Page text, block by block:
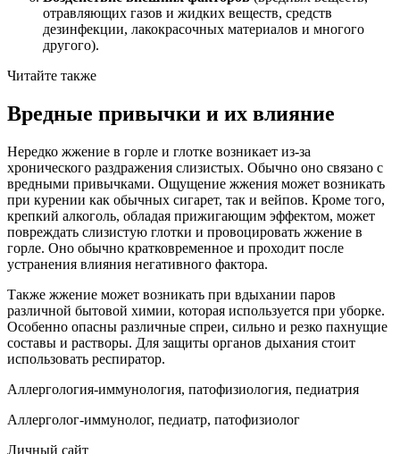
отравляющих газов и жидких веществ, средств
дезинфекции, лакокрасочных материалов и многого
другого).
Читайте также
Вредные привычки и их влияние
Нередко жжение в горле и глотке возникает из-за
хронического раздражения слизистых. Обычно оно связано с
вредными привычками. Ощущение жжения может возникать
при курении как обычных сигарет, так и вейпов. Кроме того,
крепкий алкоголь, обладая прижигающим эффектом, может
повреждать слизистую глотки и провоцировать жжение в
горле. Оно обычно кратковременное и проходит после
устранения влияния негативного фактора.
Также жжение может возникать при вдыхании паров
различной бытовой химии, которая используется при уборке.
Особенно опасны различные спреи, сильно и резко пахнущие
составы и растворы. Для защиты органов дыхания стоит
использовать респиратор.
Аллергология-иммунология, патофизиология, педиатрия
Аллерголог-иммунолог, педиатр, патофизиолог
Личный сайт